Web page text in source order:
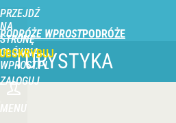
PRZEJDŹ
NA
STRONĘ
GŁÓWNĄ
WPROST.PL
PODRÓŻE WPROST
ZALOGUJ
MENU
TURYSTYKA